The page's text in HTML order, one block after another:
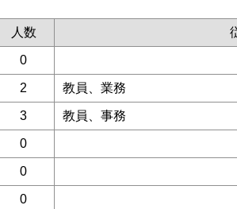
人数
0
2 教員、業務
3 教員、事務
0
0
0